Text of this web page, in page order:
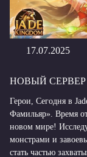
17.07.2025
НОВЫЙ СЕРВЕР
Герои, Сегодня в
Фамильяр». Время
новом мире!
монстрами и
стать частью